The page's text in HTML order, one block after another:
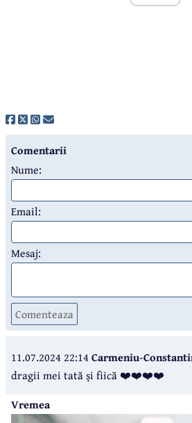
Comentarii
Nume:
Email:
Mesaj:
Comenteaza
11.07.2024 22:14 Carmeniu-
dragii mei tată și fiică ❤️❤️❤️❤️
Vremea